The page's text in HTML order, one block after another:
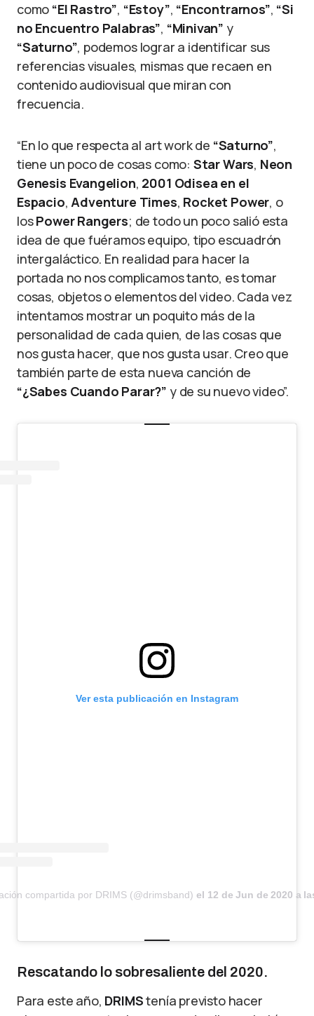
como “El Rastro”, “Estoy”, “Encontrarnos”, “Si
no Encuentro Palabras”, “Minivan” y
“Saturno”, podemos lograr a identificar sus
referencias visuales, mismas que recaen en
contenido audiovisual que miran con
frecuencia.
“En lo que respecta al art work de “Saturno”,
tiene un poco de cosas como: Star Wars, Neon
Genesis Evangelion, 2001 Odisea en el
Espacio,Adventure Times, Rocket Power, o
losPower Rangers; de todo un poco salió esta
idea de que fuéramos equipo, tipo escuadrón
intergaláctico. En realidad para hacer la
portada no nos complicamos tanto, es tomar
cosas, objetos o elementos del video. Cada vez
intentamos mostrar un poquito más de la
personalidad de cada quien, de las cosas que
nos gusta hacer, que nos gusta usar. Creo que
también parte de esta nueva canción de
“¿Sabes Cuando Parar?” y de su nuevo video”.
Ver esta publicación en Instagram
compartida por DRIMS (@drimsband) el 12 de Jun de 2020 a
Rescatando lo sobresaliente del 2020.
Para este año, DRIMStenía previsto hacer